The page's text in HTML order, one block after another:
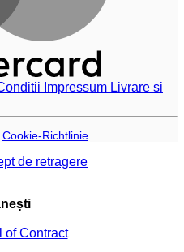
Impressum Livrare si
Cookie-Richtlinie
de retragere
of Contract